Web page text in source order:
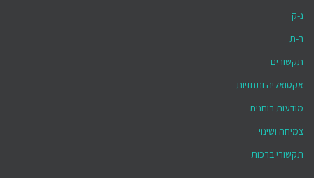
נ-ק
ר-ת
תקשורים
אקטואליה ותחזיות
מודעות רוחנית
צמיחה ושינוי
תקשורי ברכות